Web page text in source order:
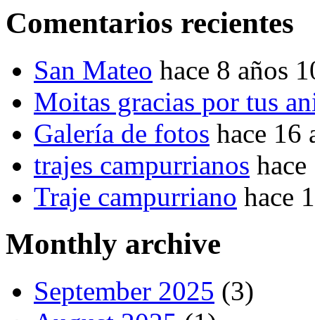
Comentarios recientes
San Mateo hace 8 años
Moitas gracias por tus
Galería de fotos hace 16
trajes campurrianos
Traje campurriano hace
Monthly archive
September 2025 (3)